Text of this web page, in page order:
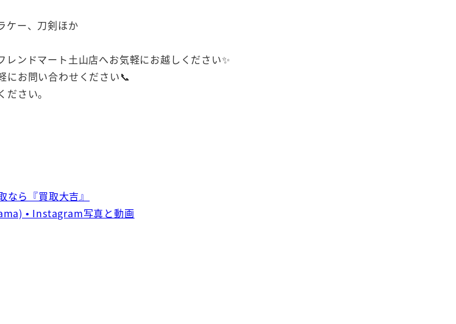
ケー、刀剣ほか
ンドマート土山店へお気軽にお越しください✨
にお問い合わせください📞
さい。
ら『買取大吉』
• Instagram写真と動画